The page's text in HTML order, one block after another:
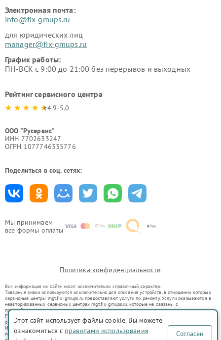
Мы принимаем
все формы оплаты
Электронная почта:
info@fix-gmups.ru
для юридических лиц
manager@fix-gmups.ru
График работы:
ПН-ВСК с 9:00 до 21:00 без перерывов и выходных
Рейтинг сервисного центра
4.9-5.0
ООО "Русервис"
ИНН 7702633247
ОГРН 1077746335776
Поделиться в соц. сетях:
Политика конфиденциальности
Вся информация на сайте носит исключительно справочный характер.
Товарные знаки используются исключительно для описания устройств, в отношении которых
сервисные центры mgt.fix-gmups.ru предоставляют услуги по ремонту. Услуги оказываются в
неавторизованных сервисных центрах mgt.fix-gmups.ru, которые не связаны с
правообладателями товарных знаков или их официальными представителями.
Ремонт осуществляется для устройств, уже введенных в гражданский оборот в соответствии
со статьей 1487 ГК РФ.
Использование товарных знаков не преследует цели индивидуализации услуг или введения
потребителей в заблуждение, а служит для информирования о предоставляемых услугах по
Этот сайт использует файлы cookie. Вы можете
ознакомиться с правилами использования
Согласен